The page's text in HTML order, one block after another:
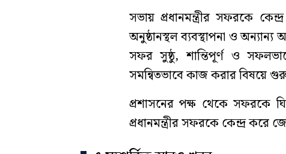
সভায় প্রধানমন্ত্রীর সফরকে
অনুষ্ঠানস্থল ব্যবস্থাপনা ও অন্যান্য
সফর সুষ্ঠু, শান্তিপূর্ণ ও
সমন্বিতভাবে কাজ করার বিষয়ে
প্রশাসনের পক্ষ থেকে সফরকে
প্রধানমন্ত্রীর সফরকে কেন্দ্র করে